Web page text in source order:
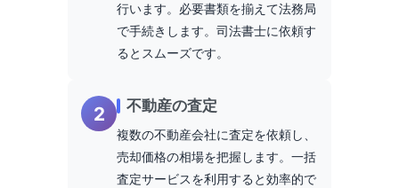
行います。必要書類を揃えて法務局
で手続きします。司法書士に依頼す
るとスムーズです。
2 不動産の査定
複数の不動産会社に査定を依頼し、
売却価格の相場を把握します。一括
査定サービスを利用すると効率的で